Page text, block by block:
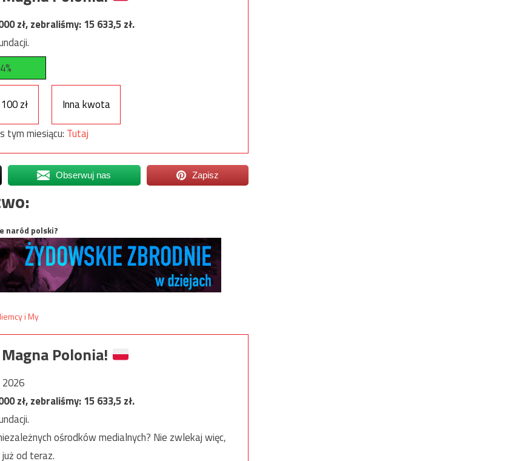
zł, zebraliśmy:15 633,5zł.
100 zł
Inna kwota
tym miesiącu: Tutaj
Obserwuj nas Zapisz
naród polski?
Polonia!
2026
zł, zebraliśmy:15 633,5zł.
ośrodków medialnych? Nie zwlekaj więc,
od teraz.